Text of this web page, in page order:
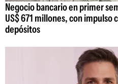
Negocio bancario en primer
US$ 671 millones, con impulso
depósitos